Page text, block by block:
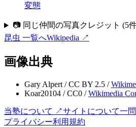
変態
📷 同じ仲間の写真クレジット (5
昆虫 一覧へWikipedia ↗
画像出典
Gary Alpert /CC BY 2.5 /
Koar20104 /CC0 / Wikimedia
当塾について ↗サイトについて一
プライバシー利用規約